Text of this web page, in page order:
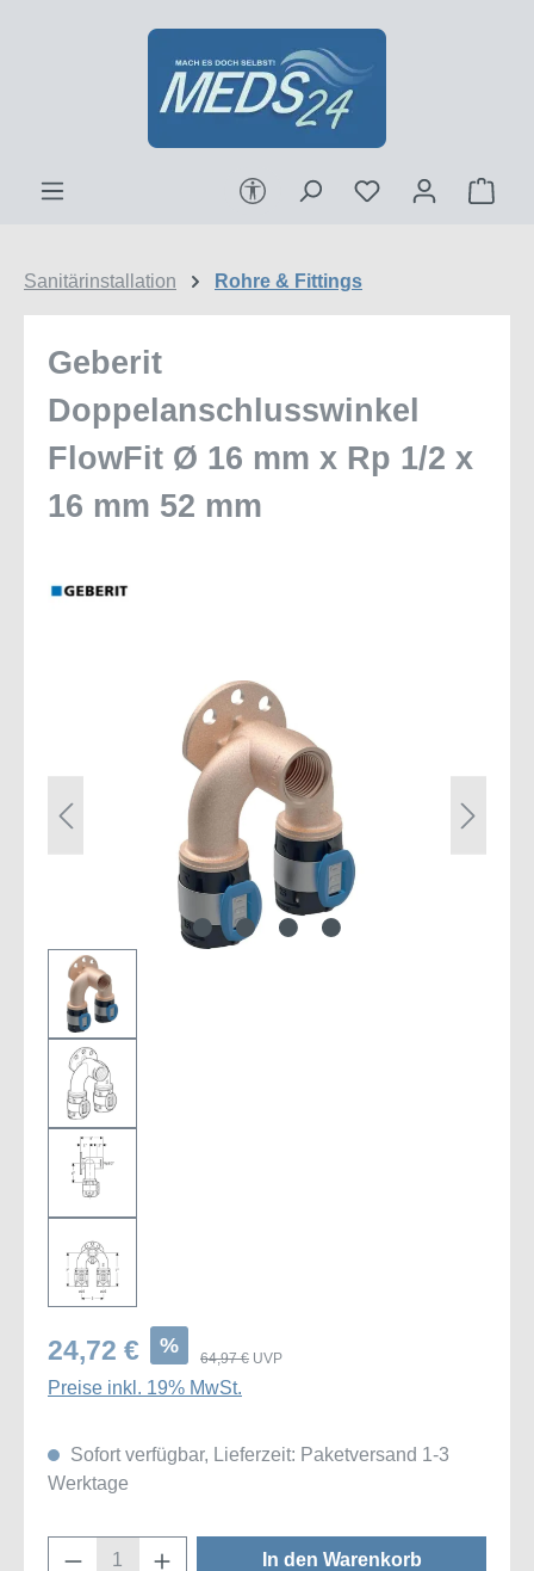
Zum Hauptinhalt springen
Werkzeugleiste anzeigen
Sanitärinstallation Rohre & Fittings
Geberit
Doppelanschlusswinkel
FlowFit Ø 16 mm x Rp 1/2 x
16 mm 52 mm
Bildergalerie überspringen
24,72 € %
64,97 € UVP
Preise inkl. 19% MwSt.
Sofort verfügbar, Lieferzeit: Paketversand 1-3
Werktage
Produkt Anzahl: Gib den gewünschten
In den Warenkorb